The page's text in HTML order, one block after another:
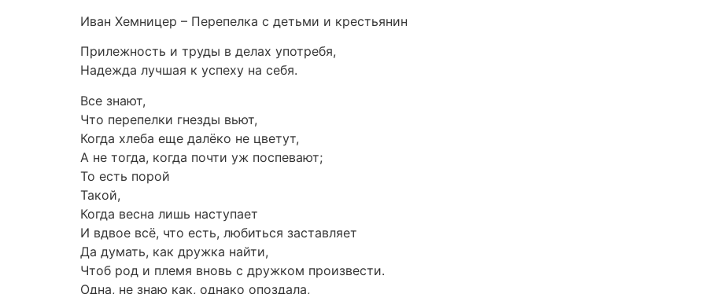
Иван Хемницер – Перепелка с детьми и крестьянин
Прилежность и труды в делах употребя,
Надежда лучшая к успеху на себя.
Все знают,
Что перепелки гнезды вьют,
Когда хлеба еще далёко не цветут,
А не тогда, когда почти уж поспевают;
То есть порой
Такой,
Когда весна лишь наступает
И вдвое всё, что есть, любиться заставляет
Да думать, как дружка найти,
Чтоб род и племя вновь с дружком произвести.
Одна, не знаю как, однако опоздала,